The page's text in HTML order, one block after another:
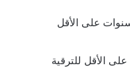
على الأقل
الأقل للترقية